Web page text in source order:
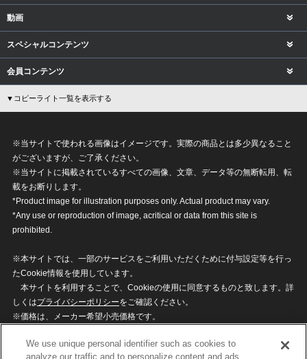
動画
スペシャルコンテンツ
会員コンテンツ
▼コピーライト一覧を表示する
※当サイトで使われる画像はイメージです。実際の商品とは多少異なること
がございますが、ご了承ください。
※当サイトに掲載されているすべての画像、文章、データ等の無断転用、転
載をお断りします。
*Product image for illustration purposes only. Actual product may vary.
*Any use or reproduction of image, acritical or data from this site is
prohibited.
※本サイトでは、一部のサービスをご利用いただくために付与設定等を行っ
たCookie情報を使用しています。
本サイトを利用することで、Cookieの使用に同意するものと致します。詳
しくはプライバシーポリシーをご確認ください。
※価格は、メーカー希望小売価格です。
ざいますのでご了承ください。
We use unique personal identifier such as cookies to
analyze our traffic and to personalize content and ads.